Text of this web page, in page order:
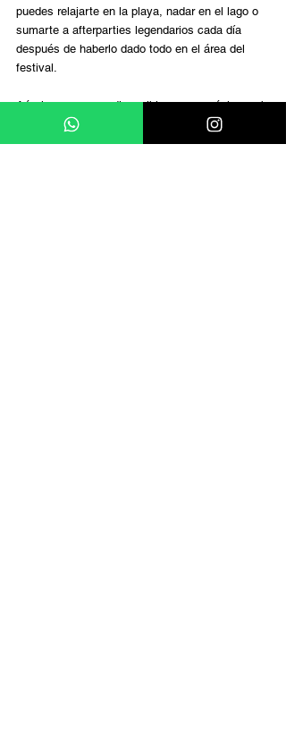
puedes relajarte en la playa, nadar en el lago o
sumarte a afterparties legendarios cada día
después de haberlo dado todo en el área del
festival.
Aún hay accesos disponibles en su página web.
Nos vemos en 2 meses!